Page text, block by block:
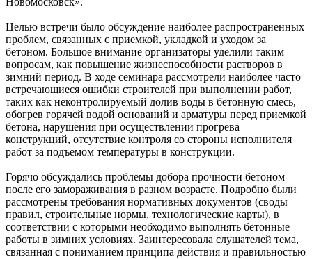
Целью встречи было обсуждение наиболее распространенных
проблем, связанных с приемкой, укладкой и уходом за
бетоном. Большое внимание организаторы уделили таким
вопросам, как повышение жизнеспособности растворов в
зимний период. В ходе семинара рассмотрели наиболее часто
встречающиеся ошибки строителей при выполнении работ,
таких как неконтролируемый долив воды в бетонную смесь,
обогрев горячей водой оснований и арматуры перед приемкой
бетона, нарушения при осуществлении прогрева
конструкций, отсутствие контроля со стороны исполнителя
работ за подъемом температуры в конструкции.
Горячо обсуждались проблемы добора прочности бетоном
после его замораживания в разном возрасте. Подробно были
рассмотрены требования нормативных документов (своды
правил, строительные нормы, технологические карты), в
соответствии с которыми необходимо выполнять бетонные
работы в зимних условиях. Заинтересовала слушателей тема,
связанная с пониманием принципа действия и правильностью